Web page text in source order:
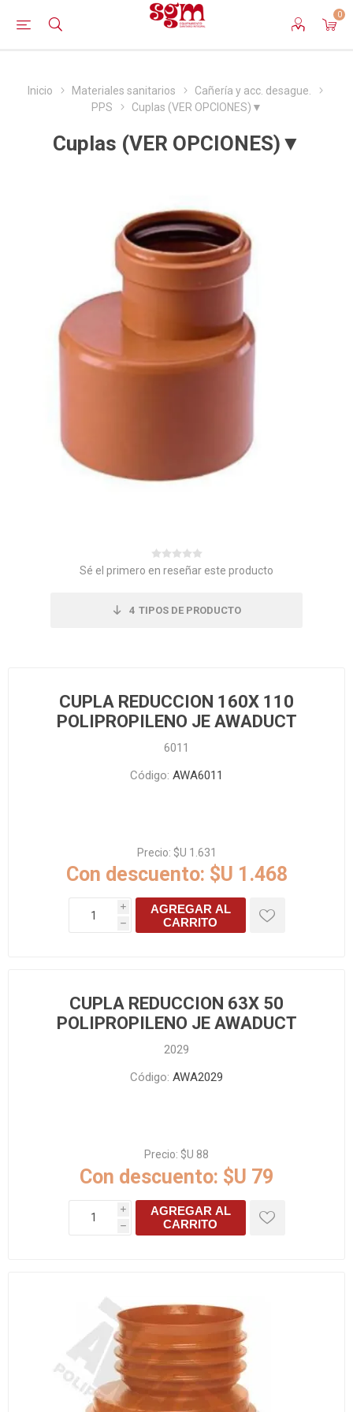
0
Inicio Materiales sanitarios
Cañería y acc. desague.
PPS
Cuplas (VER OPCIONES)▼
Cuplas (VER OPCIONES)▼
Sé el primero en reseñar este producto
4 TIPOS DE PRODUCTO
CUPLA REDUCCION 160X 110
POLIPROPILENO JE AWADUCT
6011
Código: AWA6011
Precio: $U 1.631
Con descuento: $U 1.468
i
h
AGREGAR AL
CARRITO
CUPLA REDUCCION 63X 50
POLIPROPILENO JE AWADUCT
2029
Código: AWA2029
Precio: $U 88
Con descuento: $U 79
i
h
AGREGAR AL
CARRITO